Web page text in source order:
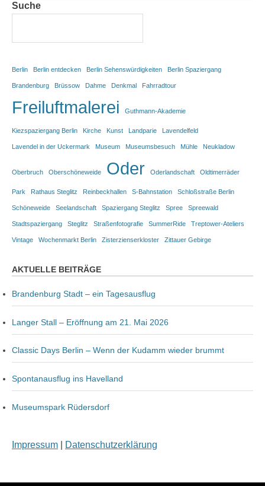
Suche
Berlin Berlin entdecken Berlin Sehenswürdigkeiten Berlin Spaziergang
Brandenburg Brüssow Dahme Denkmal Fahrradtour
Freiluftmalerei Guthmann-Akademie
Kiezspaziergang Berlin Kirche Kunst Landparie Lavendelfeld
Lavendel in der Uckermark Museum Museumsbesuch Mühle Neukladow
Oberbruch Oberschöneweide Oder Oderlandschaft Oldtimerräder
Park Rathaus Steglitz Reinbeckhallen S-Bahnstation Schloßstraße Berlin
Schöneweide Seelandschaft Spaziergang Steglitz Spree Spreewald
Stadtspaziergang Steglitz Straßenfotografie SummerRide Treptower-Ateliers
Vintage Wochenmarkt Berlin Zisterzienserkloster Zittauer Gebirge
AKTUELLE BEITRÄGE
Brandenburg Stadt – ein Tagesausflug
Langer Stall – Eröffnung am 21. Mai 2026
Classic Days Berlin – Wenn der Kudamm wieder brummt
Spontanausflug ins Havelland
Museumspark Rüdersdorf
Impressum Datenschutzerklärung